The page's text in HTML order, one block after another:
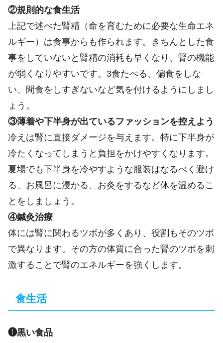
②規則的な食生活
上記で述べた腎精（命を育むために必要な生命エネ
ルギー）は食事からも作られます。きちんとした食
事をしていないと腎精の消耗も早くなり、腎の機能
が弱くなりやすいです。3食たべる、偏食をしな
い、間食をしすぎないなど気を付けるようにしまし
ょう。
③薄着や下半身が出ているファッションを控えよう
冷えは腎に直接ダメージを与えます。特に下半身が
冷たくなってしまうと負担をかけやすくなります。
夏場でも下半身を冷やすような服装はなるべく避け
る、お風呂に浸かる、お灸をするなど体を温めるこ
とをしましょう。
④鍼灸治療
体には腎に関わるツボが多くあり、役割もそのツボ
で異なります。その方の体質に合った腎のツボを刺
激することで腎のエネルギーを強くします。
食生活
❶黒い食品